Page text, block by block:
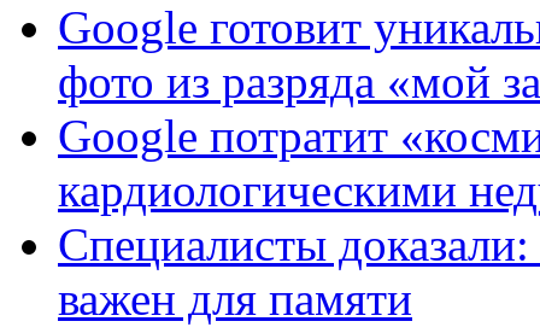
Google готовит
фото из разряда «мой
Google потратит
кардиологическими
Специалисты
важен для памяти